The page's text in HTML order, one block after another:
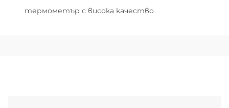
термометър с висока качество